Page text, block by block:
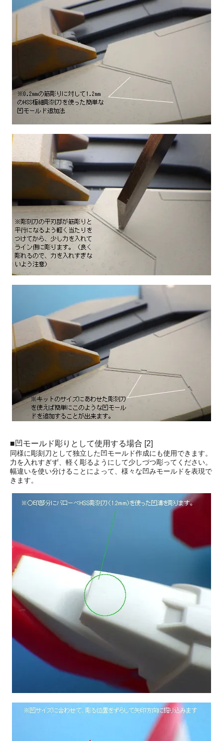
■凹モールド彫りとして使用する場合 [2]
同様に彫刻刀として独立した凹モールド作成にも使用できます。
力を入れすぎず、軽く彫るようにして少しづつ彫ってください。
幅違いを使い分けることによって、様々な凹みモールドを表現で
きます。